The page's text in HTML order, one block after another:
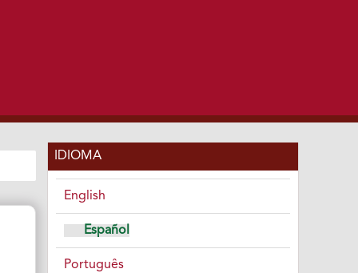
IDIOMA
English
Español
Português